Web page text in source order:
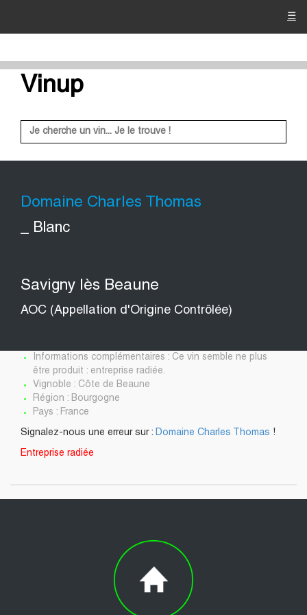
☰
Vinup
Domaine Charles Thomas
_ Blanc
Savigny lès Beaune
AOC (Appellation d'Origine Contrôlée)
Informations complémentaires : Ce vin semble ne plus
être produit : entreprise radiée.
Vignoble : Côte de Beaune
Région : Bourgogne
Pays : France
Signalez-nous une erreur sur : Domaine Charles Thomas !
Entreprise radiée